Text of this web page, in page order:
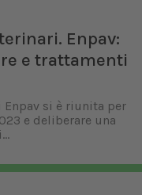
Enpav:
e trattamenti
Enpav si è riunita per
e deliberare una